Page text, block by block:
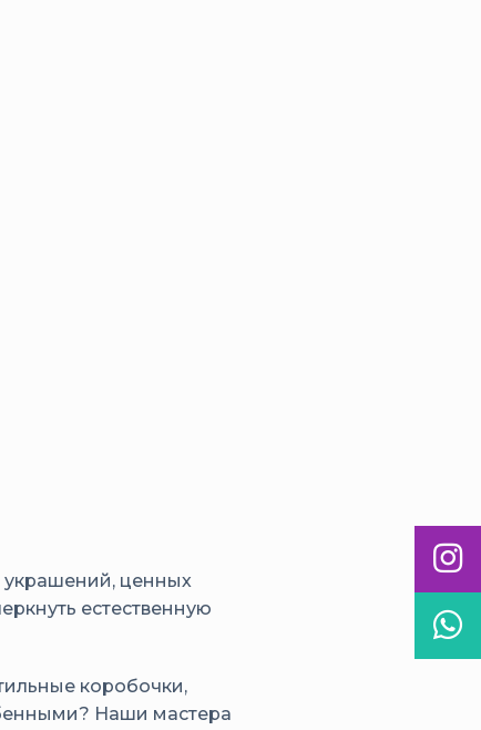
украшений, ценных
естественную
коробочки,
Наши мастера